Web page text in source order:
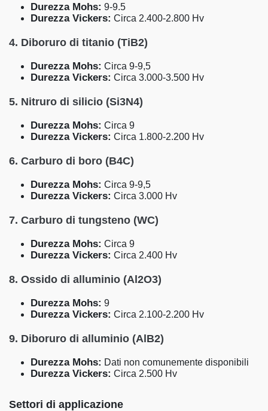
Durezza Mohs: 9-9.5
Durezza Vickers: Circa 2.400-2.800 Hv
4. Diboruro di titanio (TiB2)
Durezza Mohs: Circa 9-9,5
Durezza Vickers: Circa 3.000-3.500 Hv
5. Nitruro di silicio (Si3N4)
Durezza Mohs: Circa 9
Durezza Vickers: Circa 1.800-2.200 Hv
6. Carburo di boro (B4C)
Durezza Mohs: Circa 9-9,5
Durezza Vickers: Circa 3.000 Hv
7. Carburo di tungsteno (WC)
Durezza Mohs: Circa 9
Durezza Vickers: Circa 2.400 Hv
8. Ossido di alluminio (Al2O3)
Durezza Mohs: 9
Durezza Vickers: Circa 2.100-2.200 Hv
9. Diboruro di alluminio (AlB2)
Durezza Mohs: Dati non comunemente disponibili
Durezza Vickers: Circa 2.500 Hv
Settori di applicazione